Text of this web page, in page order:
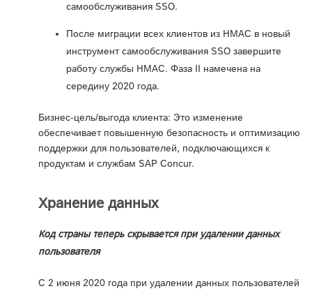
самообслуживания SSO.
После миграции всех клиентов из HMAC в новый
инструмент самообслуживания SSO завершите
работу службы HMAC. Фаза II намечена на
середину 2020 года.
Бизнес-цель/выгода клиента: Это изменение
обеспечивает повышенную безопасность и оптимизацию
поддержки для пользователей, подключающихся к
продуктам и службам SAP Concur.
Хранение данных
Код страны теперь скрывается при удалении данных
пользователя
С 2 июня 2020 года при удалении данных пользователей